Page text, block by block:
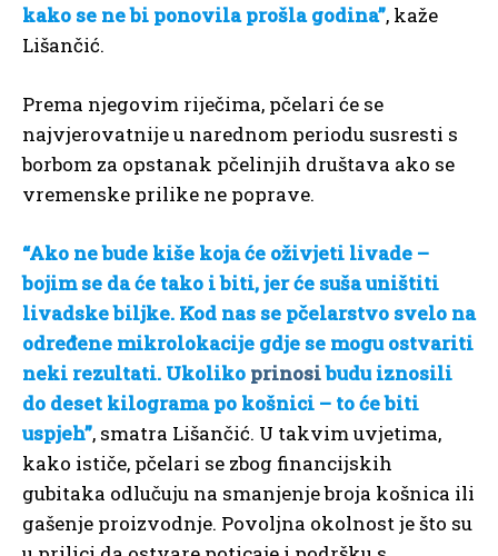
kako se ne bi ponovila prošla godina”, kaže
Lišančić.
Prema njegovim riječima, pčelari će se
najvjerovatnije u narednom periodu susresti s
borbom za opstanak pčelinjih društava ako se
vremenske prilike ne poprave.
“Ako ne bude kiše koja će oživjeti livade –
bojim se da će tako i biti, jer će suša uništiti
livadske biljke. Kod nas se pčelarstvo svelo na
određene mikrolokacije gdje se mogu ostvariti
neki rezultati. Ukoliko prinosibudu iznosili
do deset kilograma po košnici – to će biti
uspjeh”, smatra Lišančić. U takvim uvjetima,
kako ističe, pčelari se zbog financijskih
gubitaka odlučuju na smanjenje broja košnica ili
gašenje proizvodnje. Povoljna okolnost je što su